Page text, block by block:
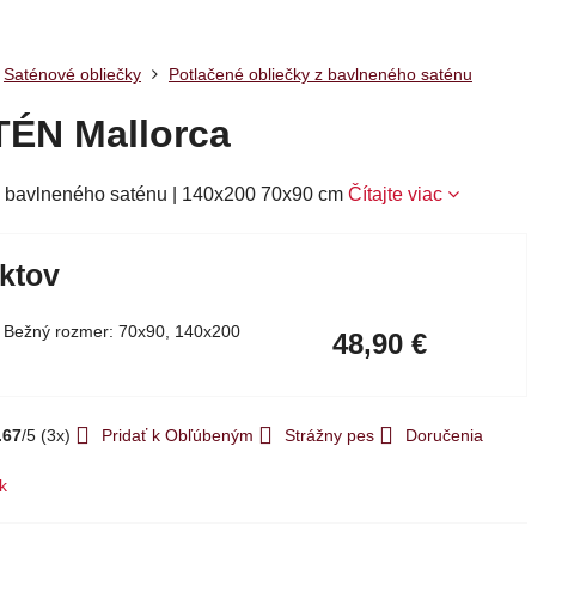
Saténové obliečky Potlačené obliečky z bavlneného saténu
Mallorca
saténu | 140x200 70x90 cm Čítajte viac
Bežný rozmer: 70x90, 140x200
48,90 €
/5(3x) Pridať k Obľúbeným Strážny pes Doručenia